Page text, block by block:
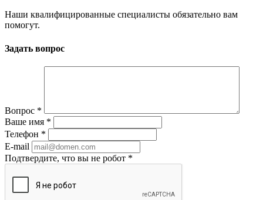
Наши квалифицированные специалисты обязательно вам
помогут.
Задать вопрос
Вопрос *
Ваше имя *
Телефон *
E-mail
Подтвердите, что вы не робот *